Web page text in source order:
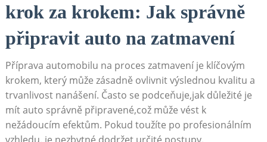
krok za krokem:⁤ Jak správně
připravit auto na zatmavení
Příprava automobilu na proces zatmavení je​ klíčovým
krokem, který může zásadně ovlivnit výslednou kvalitu a
trvanlivost nanášení. Často se ⁣podceňuje,jak důležité je
mít auto správně ⁢připravené,což může vést k
⁢nežádoucím efektům. Pokud ⁣toužíte po ⁤profesionálním
vzhledu, je ⁣nezbytné dodržet⁢ určité postupy.